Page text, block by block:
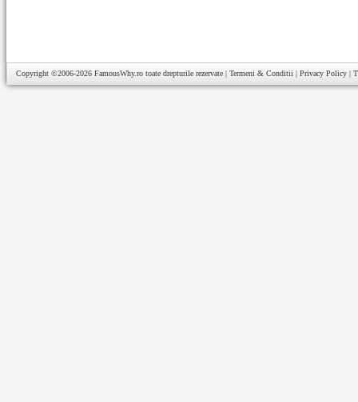
Copyright ©2006-2026 FamousWhy.ro toate drepturile rezervate | Termeni & Conditii | Privacy Policy |